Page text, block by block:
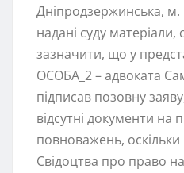
Дніпродзержинська,
надані суду матеріали,
зазначити, що у
ОСОБА_2 – адвоката
підписав позовну
відсутні документи на
повноважень, оскільки
Свідоцтва про право